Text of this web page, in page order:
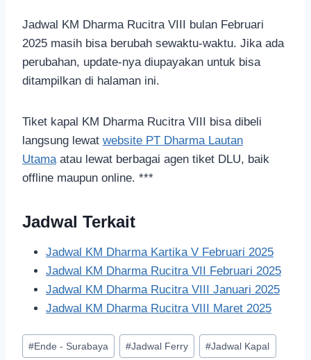
Jadwal KM Dharma Rucitra VIII bulan Februari
2025 masih bisa berubah sewaktu-waktu. Jika ada
perubahan, update-nya diupayakan untuk bisa
ditampilkan di halaman ini.
Tiket kapal KM Dharma Rucitra VIII bisa dibeli
langsung lewat website PT Dharma Lautan
Utamaatau lewat berbagai agen tiket DLU, baik
offline maupun online. ***
Jadwal Terkait
Jadwal KM Dharma Kartika V Februari 2025
Jadwal KM Dharma Rucitra VII Februari 2025
Jadwal KM Dharma Rucitra VIII Januari 2025
Jadwal KM Dharma Rucitra VIII Maret 2025
#Ende - Surabaya #Jadwal Ferry #Jadwal Kapal